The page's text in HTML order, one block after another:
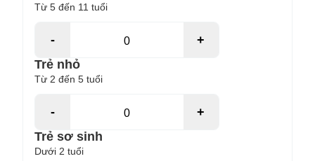
Từ 5 đến 11 tuổi
-
+
Trẻ nhỏ
Từ 2 đến 5 tuổi
-
+
Trẻ sơ sinh
Dưới 2 tuổi